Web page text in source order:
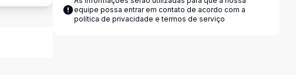
equipe possa entrar em contato de acordo com a
política de privacidade e termos de serviço